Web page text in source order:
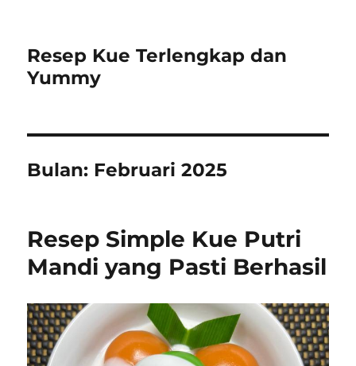
Resep Kue Terlengkap dan
Yummy
Bulan: Februari 2025
Resep Simple Kue Putri
Mandi yang Pasti Berhasil